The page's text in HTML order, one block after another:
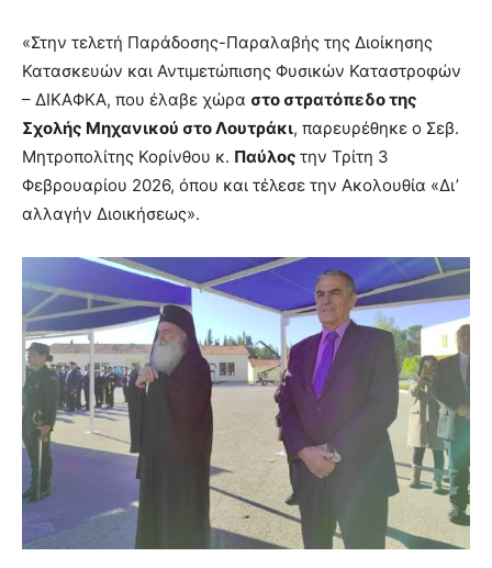
«Στην τελετή Παράδοσης-Παραλαβής της Διοίκησης
Κατασκευών και Αντιμετώπισης Φυσικών Καταστροφών
– ΔΙΚΑΦΚΑ, που έλαβε χώρα στο στρατόπεδο της
Σχολής Μηχανικού στο Λουτράκι, παρευρέθηκε ο Σεβ.
Μητροπολίτης Κορίνθου κ. Παύλος την Τρίτη 3
Φεβρουαρίου 2026, όπου και τέλεσε την Ακολουθία «Δι’
αλλαγήν Διοικήσεως».